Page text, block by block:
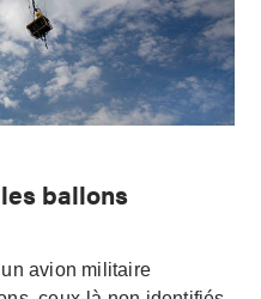
ballons
avion militaire